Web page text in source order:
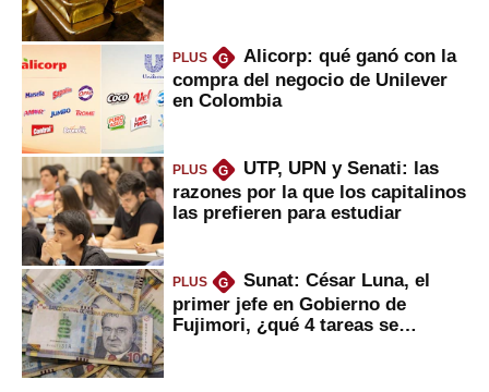
PLUS G
Alicorp: qué ganó con la
compra del negocio de Unilever
en Colombia
PLUS G
UTP, UPN y Senati: las
razones por la que los capitalinos
las prefieren para estudiar
PLUS G
Sunat: César Luna, el
primer jefe en Gobierno de
Fujimori, ¿qué 4 tareas se